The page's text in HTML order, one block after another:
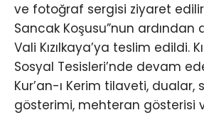
ve fotoğraf sergisi ziyaret
Sancak Koşusu”nun ardından
Vali Kızılkaya’ya teslim edildi.
Sosyal Tesisleri’nde devam
Kur’an-ı Kerim tilaveti, dualar,
gösterimi, mehteran gösterisi